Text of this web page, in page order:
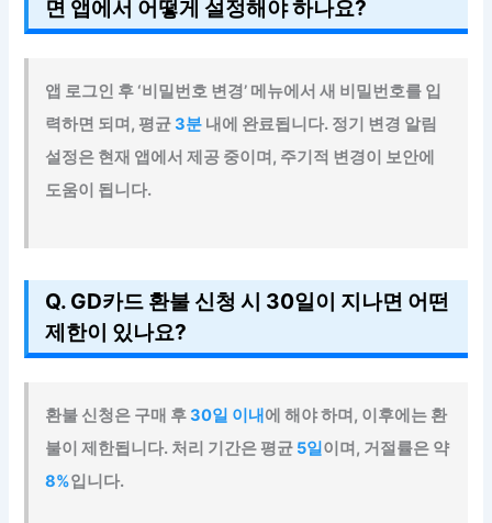
면 앱에서 어떻게 설정해야 하나요?
앱 로그인 후 ‘비밀번호 변경’ 메뉴에서 새 비밀번호를 입
력하면 되며, 평균3분 내에 완료됩니다. 정기 변경 알림
설정은 현재 앱에서 제공 중이며, 주기적 변경이 보안에
도움이 됩니다.
Q. GD카드 환불 신청 시 30일이 지나면 어떤
제한이 있나요?
환불 신청은 구매 후30일 이내에 해야 하며, 이후에는 환
불이 제한됩니다. 처리 기간은 평균 5일이며, 거절률은 약
8%입니다.